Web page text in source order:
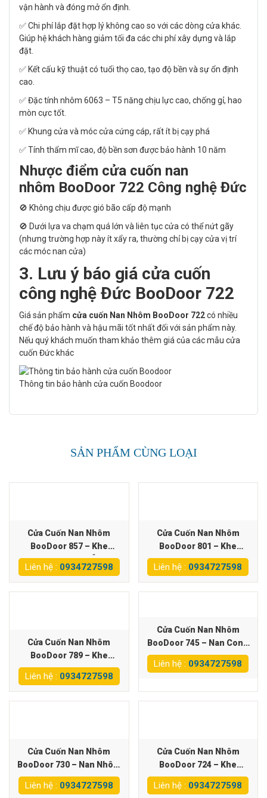
vận hành và đóng mở ổn định.
✅ Chi phí lắp đặt hợp lý không cao so với các dòng cửa khác.
Giúp hệ khách hàng giảm tối đa các chi phí xây dựng và lắp
đặt.
✅ Kết cấu kỹ thuật có tuổi thọ cao, tạo độ bền và sự ổn định
cao.
✅ Đặc tính nhôm 6063 – T5 năng chịu lực cao, chống gỉ, hao
mòn cực tốt.
✅ Khung cửa và móc cửa cứng cáp, rất ít bị cạy phá
✅ Tính thẩm mĩ cao, độ bền sơn được bảo hành 10 năm
Nhược điểm cửa cuốn nan
nhôm BooDoor 722 Công nghệ Đức
🚫 Không chịu được gió bão cấp độ mạnh
🚫 Dưới lựa va chạm quá lớn và liên tục cửa có thể nứt gãy
(nhưng trường hợp này ít xẩy ra, thường chỉ bị cạy cửa vị trí
các móc nan cửa)
3. Lưu ý báo giá cửa cuốn
công nghệ Đức BooDoor 722
Giá sản phẩm cửa cuốn Nan Nhôm BooDoor 722có nhiều
chế độ bảo hành và hậu mãi tốt nhất đối với sản phẩm này.
Nếu quý khách muốn tham khảo thêm giá của các mẫu cửa
cuốn Đức khác
Thông tin bảo hành cửa cuốn Boodoor
SẢN PHẨM CÙNG LOẠI
Cửa Cuốn Nan Nhôm
BooDoor 857 – Khe
Thoáng, Siêu Êm
Liên hệ : 0934727598
Cửa Cuốn Nan Nhôm
BooDoor 801 – Khe
Thoáng Giảm Chấn 2
Chiều
Liên hệ : 0934727598
Cửa Cuốn Nan Nhôm
BooDoor 789 – Khe
Thoáng Siêu Giảm Chấn 2
Chiều
Liên hệ : 0934727598
Cửa Cuốn Nan Nhôm
BooDoor 745 – Nan Cong
2 Lớp
Liên hệ : 0934727598
Cửa Cuốn Nan Nhôm
BooDoor 730 – Nan Nhôm
1 Lớp
Liên hệ : 0934727598
Cửa Cuốn Nan Nhôm
BooDoor 724 – Khe
Thoáng Siêu Giảm Chấn 2
Chiều
Liên hệ : 0934727598